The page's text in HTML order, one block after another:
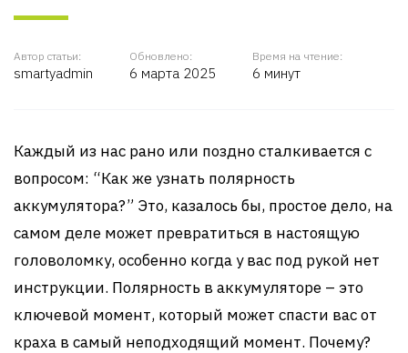
Автор статьи:
smartyadmin
Обновлено:
6 марта 2025
Время на чтение:
6 минут
Каждый из нас рано или поздно сталкивается с
вопросом: “Как же узнать полярность
аккумулятора?” Это, казалось бы, простое дело, на
самом деле может превратиться в настоящую
головоломку, особенно когда у вас под рукой нет
инструкции. Полярность в аккумуляторе – это
ключевой момент, который может спасти вас от
краха в самый неподходящий момент. Почему?